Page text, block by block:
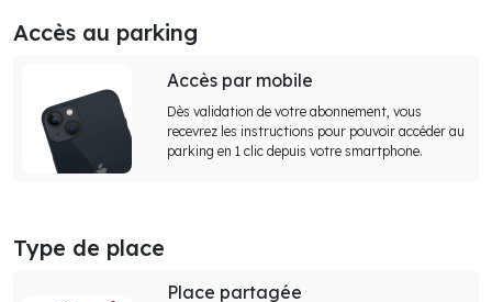
Accès au parking
Accès par mobile
Dès validation de votre abonnement, vous
recevrez les instructions pour pouvoir accéder au
parking en 1 clic depuis votre smartphone.
Type de place
Place partagée